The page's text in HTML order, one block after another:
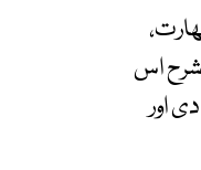
شرح اس
اور